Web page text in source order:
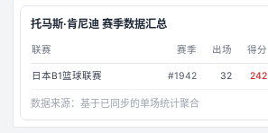
托马斯·肯尼迪 赛季数据汇总
联赛 赛季 出场 得分
日本B1篮球联赛 #1942 32 242
数据来源： 基于已同步的单场统计聚合